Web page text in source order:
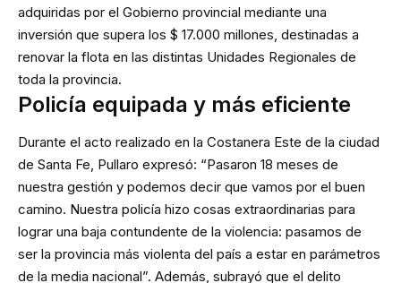
adquiridas por el Gobierno provincial mediante una
inversión que supera los $ 17.000 millones, destinadas a
renovar la flota en las distintas Unidades Regionales de
toda la provincia.
Policía equipada y más eficiente
Durante el acto realizado en la Costanera Este de la ciudad
de Santa Fe, Pullaro expresó: “Pasaron 18 meses de
nuestra gestión y podemos decir que vamos por el buen
camino. Nuestra policía hizo cosas extraordinarias para
lograr una baja contundente de la violencia: pasamos de
ser la provincia más violenta del país a estar en parámetros
de la media nacional”. Además, subrayó que el delito